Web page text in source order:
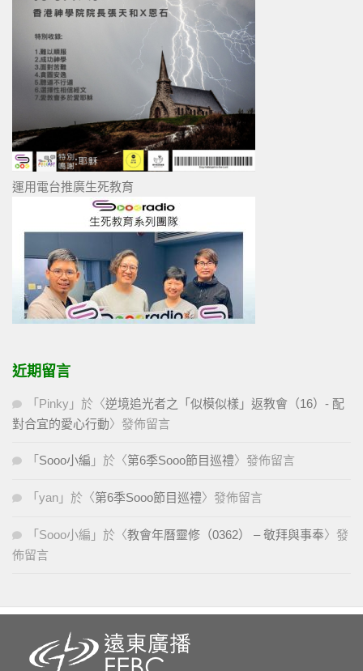
運用電台推廣生死教育
近期留言
「 Pinky 」於〈逆境追光者之「似模似樣」返教會（16）- 配
對合宜的愛心行動〉發佈留言
「 Sooo小編 」於〈第6季Sooo節目巡禮〉發佈留言
「 yan 」於〈第6季Sooo節目巡禮〉發佈留言
「 Sooo小編 」於〈教會年曆靈修（0362） – 敬拜與事奉〉發
佈留言